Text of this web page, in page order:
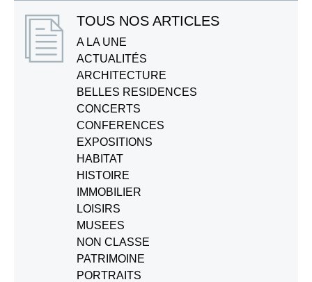
TOUS NOS ARTICLES
A LA UNE
ACTUALITÉS
ARCHITECTURE
BELLES RESIDENCES
CONCERTS
CONFERENCES
EXPOSITIONS
HABITAT
HISTOIRE
IMMOBILIER
LOISIRS
MUSEES
NON CLASSE
PATRIMOINE
PORTRAITS